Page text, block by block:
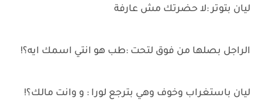
ليان بتوتر :لا حضرتك مش عارفة
الراجل بصلها من فوق لتحت :طب هو انتي اسمك ايه؟!
ليان باستغراب وخوف وهي بترجع لورا : و وانت مالك؟!